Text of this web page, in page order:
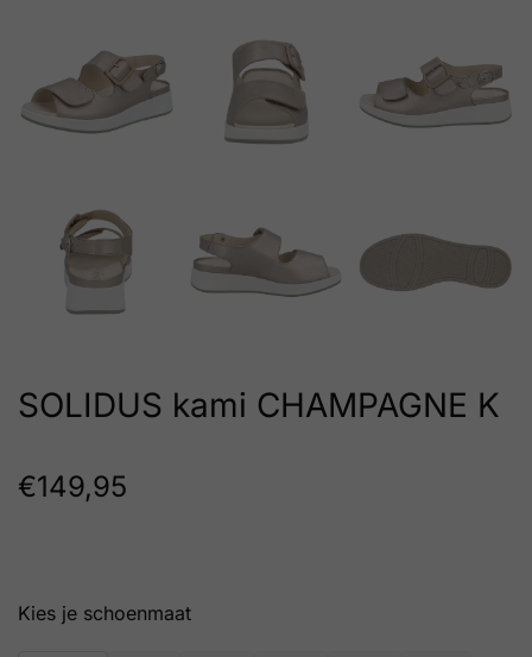
SOLIDUS kami CHAMPAGNE K
€149,95
schoenmaat